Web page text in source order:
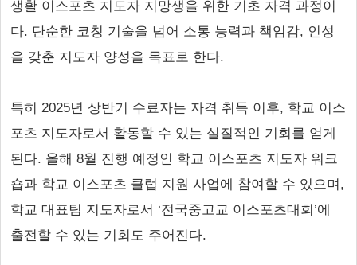
생활 이스포츠 지도자 지망생을 위한 기초 자격 과정이
다. 단순한 코칭 기술을 넘어 소통 능력과 책임감, 인성
을 갖춘 지도자 양성을 목표로 한다.
특히 2025년 상반기 수료자는 자격 취득 이후, 학교 이스
포츠 지도자로서 활동할 수 있는 실질적인 기회를 얻게
된다. 올해 8월 진행 예정인 학교 이스포츠 지도자 워크
숍과 학교 이스포츠 클럽 지원 사업에 참여할 수 있으며,
학교 대표팀 지도자로서 ‘전국중고교 이스포츠대회’에
출전할 수 있는 기회도 주어진다.